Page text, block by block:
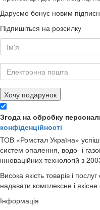
Даруємо бонус новим
Підпишіться на розсилку
Хочу подарунок
Згода на обробку
конфіденційності
ТОВ «Ромстал Україна»
систем опалення, водо- і
інноваційних технологій з
Висока якість товарів і
надавати комплексне і
Інформація